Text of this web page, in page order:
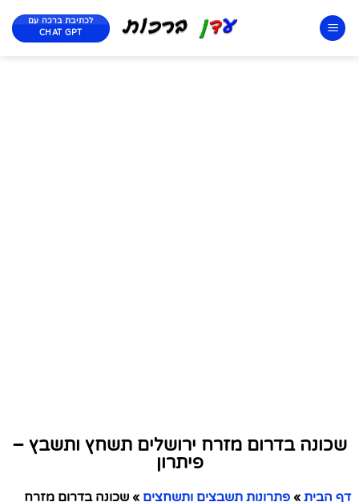
לכתיבת ברכה עם
CHAT GPT
שכונה בדרום מזרח ירושלים תשחץ ותשבץ –
פיתרון
דף הבית » פתרונות תשבצים ותשחצים » שכונה בדרום מזרח